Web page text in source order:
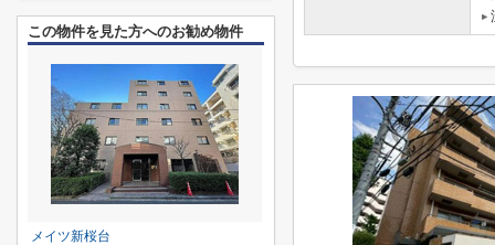
この物件を見た方へのお勧め物件
メイツ新桜台